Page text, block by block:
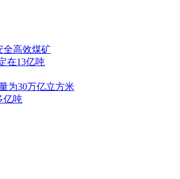
全高效煤矿
在13亿吨
为30万亿立方米
亿吨